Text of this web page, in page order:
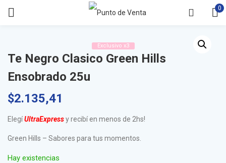
0
Exclusivo x3
Te Negro Clasico Green Hills
Ensobrado 25u
$2.135,41
ElegíUltraExpressy recibí en menos de 2hs!
Green Hills – Sabores para tus momentos.
Hay existencias